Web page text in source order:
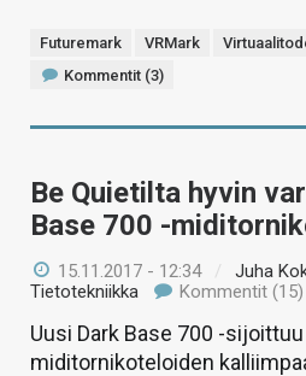
Futuremark VRMark
Kommentit (3)
Be Quietilta hyvin
Base 700 -
15.11.2017 - 12:34 /
Juha
Tietotekniikka
Kommentit (15)
Uusi Dark Base 700 -
miditornikoteloiden